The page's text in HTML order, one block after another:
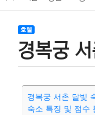
결혼 육아
기술 종교 사회
호텔
경복궁
경복궁 서촌 달빛
숙소 특징 및 점수